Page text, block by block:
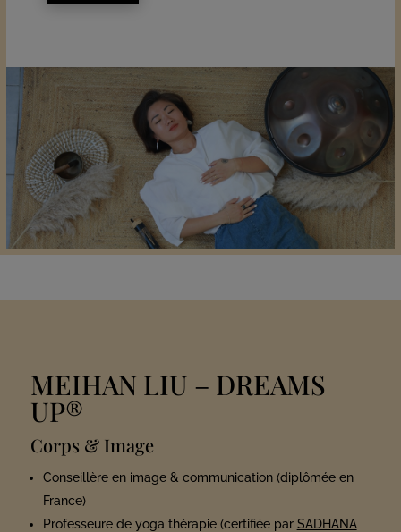
MEIHAN LIU – DREAMS
UP®
Corps & Image
Conseillère en image & communication (diplômée en
France)
Professeure de yoga thérapie (certifiée par SADHANA